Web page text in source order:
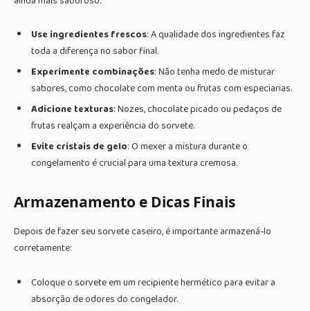
Use ingredientes frescos: A qualidade dos ingredientes faz
toda a diferença no sabor final.
Experimente combinações: Não tenha medo de misturar
sabores, como chocolate com menta ou frutas com especiarias.
Adicione texturas: Nozes, chocolate picado ou pedaços de
frutas realçam a experiência do sorvete.
Evite cristais de gelo: O mexer a mistura durante o
congelamento é crucial para uma textura cremosa.
Armazenamento e Dicas Finais
Depois de fazer seu sorvete caseiro, é importante armazená-lo
corretamente:
Coloque o sorvete em um recipiente hermético para evitar a
absorção de odores do congelador.